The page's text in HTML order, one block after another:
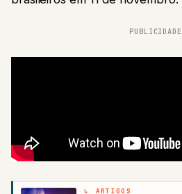
PUBLICIDADE
ARTIGOS